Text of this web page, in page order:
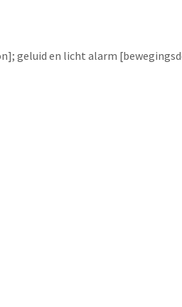
geluid en licht alarm